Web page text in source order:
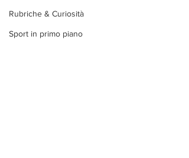
Rubriche & Curiosità
Sport in primo piano